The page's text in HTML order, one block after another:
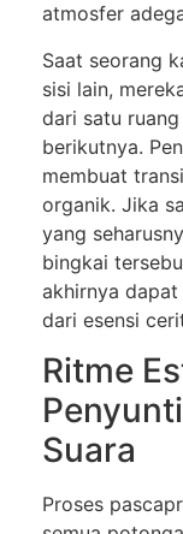
atmosfer
Saat seorang
sisi lain,
dari satu
berikutnya.
membuat
organik. Jika
yang
bingkai
akhirnya
dari esensi
Ritme
Suara
Proses